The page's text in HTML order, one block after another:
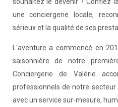
une conciergerie locale,
sérieux et la qualité de ses
L'aventure a commencé en
saisonnière de notre
Conciergerie de Valérie
professionnels de notre secteur
avec un service sur-mesure,